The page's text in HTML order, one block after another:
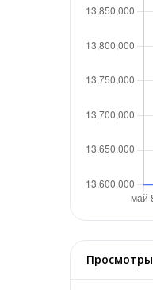
Просмотры